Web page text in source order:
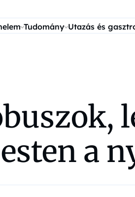
Tudomány Utazás és
a